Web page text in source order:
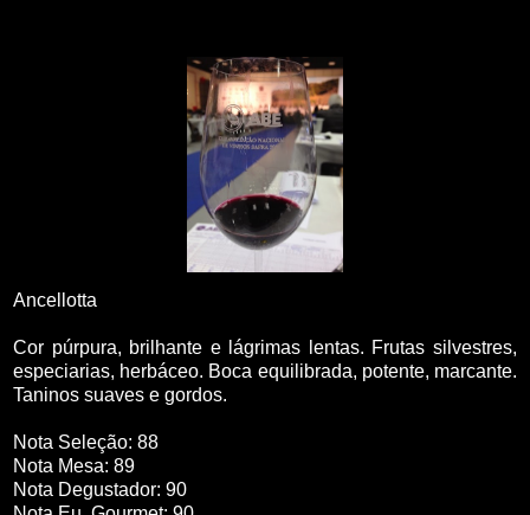
Ancellotta
Cor púrpura, brilhante e lágrimas lentas. Frutas silvestres,
especiarias, herbáceo. Boca equilibrada, potente, marcante.
Taninos suaves e gordos.
Nota Seleção: 88
Nota Mesa: 89
Nota Degustador: 90